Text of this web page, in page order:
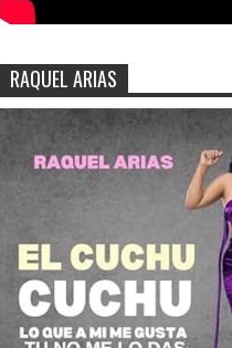
RAQUEL ARIAS